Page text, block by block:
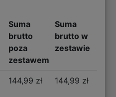
Suma
brutto
poza
zestawem
Suma
brutto w
zestawie
144,99 zł 144,99 zł